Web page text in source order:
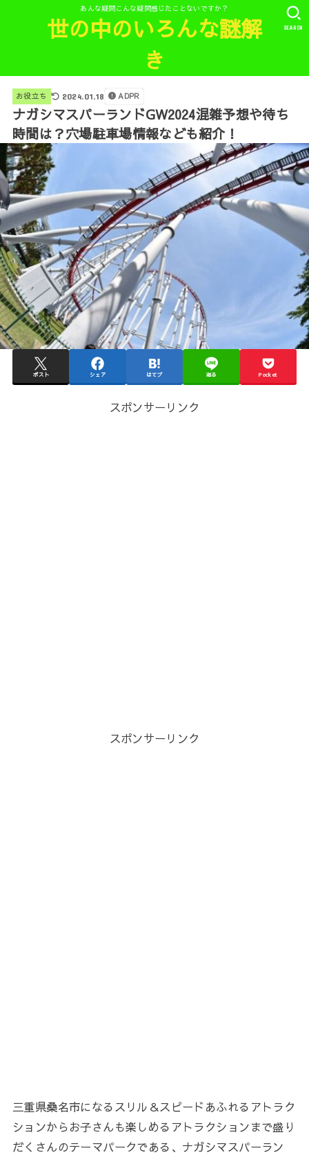
あんな疑問こんな疑問感じたことないですか？
世の中のいろんな謎解
き
SEARCH
お役立ち 2024.01.18 ADPR
ナガシマスパーランドGW2024混雑予想や待ち
時間は？穴場駐車場情報なども紹介！
ポスト シェア はてブ 送る Pocket
スポンサーリンク
スポンサーリンク
三重県桑名市になるスリル＆スピードあふれるアトラク
ションからお子さんも楽しめるアトラクションまで盛り
だくさんのテーマパークである、ナガシマスパーラン